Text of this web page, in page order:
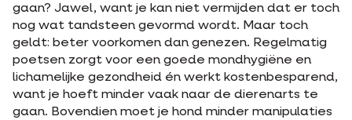
gaan? Jawel, want je kan niet vermijden dat er toch
nog wat tandsteen gevormd wordt. Maar toch
geldt: beter voorkomen dan genezen. Regelmatig
poetsen zorgt voor een goede mondhygiëne en
lichamelijke gezondheid én werkt kostenbesparend,
want je hoeft minder vaak naar de dierenarts te
gaan. Bovendien moet je hond minder manipulaties